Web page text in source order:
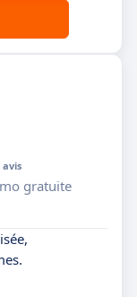
avis
gratuite